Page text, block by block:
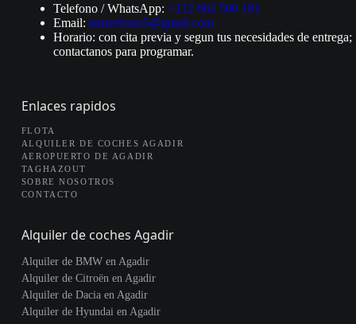
Telefono / WhatsApp: +212 662 500 181
Email: amseelcars5@gmail.com
Horario: con cita previa y segun tus necesidades de entrega;
contactanos para programar.
Enlaces rapidos
FLOTA
ALQUILER DE COCHES AGADIR
AEROPUERTO DE AGADIR
TAGHAZOUT
SOBRE NOSOTROS
CONTACTO
Alquiler de coches Agadir
Alquiler de BMW en Agadir
Alquiler de Citroën en Agadir
Alquiler de Dacia en Agadir
Alquiler de Hyundai en Agadir